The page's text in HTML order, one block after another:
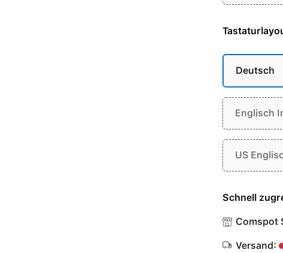
Deutsch
Englisch
US
Schnell
Comspot
Versand: